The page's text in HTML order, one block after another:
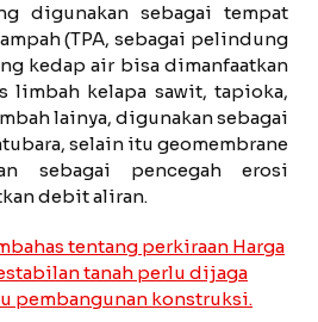
digunakan sebagai tempat
(TPA, sebagai pelindung
kedap air bisa dimanfaatkan
limbah kelapa sawit, tapioka,
lainya, digunakan sebagai
selain itu geomembrane
sebagai pencegah erosi
debit aliran.
tentang perkiraan Harga
tanah perlu dijaga
pembangunan konstruksi.